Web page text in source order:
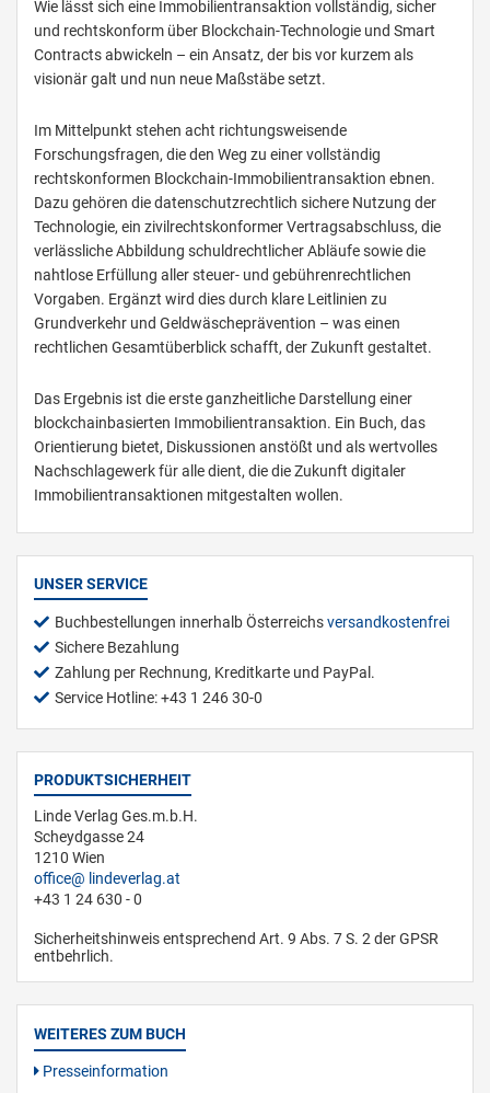
Wie lässt sich eine Immobilientransaktion vollständig, sicher
und rechtskonform über Blockchain-Technologie und Smart
Contracts abwickeln – ein Ansatz, der bis vor kurzem als
visionär galt und nun neue Maßstäbe setzt.
Im Mittelpunkt stehen acht richtungsweisende
Forschungsfragen, die den Weg zu einer vollständig
rechtskonformen Blockchain-Immobilientransaktion ebnen.
Dazu gehören die datenschutzrechtlich sichere Nutzung der
Technologie, ein zivilrechtskonformer Vertragsabschluss, die
verlässliche Abbildung schuldrechtlicher Abläufe sowie die
nahtlose Erfüllung aller steuer- und gebührenrechtlichen
Vorgaben. Ergänzt wird dies durch klare Leitlinien zu
Grundverkehr und Geldwäscheprävention – was einen
rechtlichen Gesamtüberblick schafft, der Zukunft gestaltet.
Das Ergebnis ist die erste ganzheitliche Darstellung einer
blockchainbasierten Immobilientransaktion. Ein Buch, das
Orientierung bietet, Diskussionen anstößt und als wertvolles
Nachschlagewerk für alle dient, die die Zukunft digitaler
Immobilientransaktionen mitgestalten wollen.
UNSER SERVICE
Buchbestellungen innerhalb Österreichsversandkostenfrei
Sichere Bezahlung
Zahlung per Rechnung, Kreditkarte und PayPal.
Service Hotline: +43 1 246 30-0
PRODUKTSICHERHEIT
Linde Verlag Ges.m.b.H.
Scheydgasse 24
1210 Wien
office
lindeverlag.at
+43 1 24 630 - 0
Sicherheitshinweis entsprechend Art. 9 Abs. 7 S. 2 der GPSR
entbehrlich.
WEITERES ZUM BUCH
Presseinformation